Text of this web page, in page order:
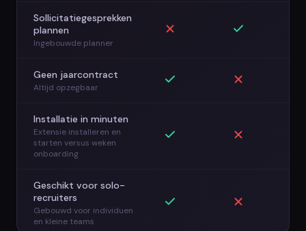
Sollicitatiegesprekken
plannen
Ingebouwde planner
Geen jaarcontract
Altijd opzegbaar
Installatie in minuten
Extensie installeren en
starten versus weken
onboarding
Geschikt voor solo-
recruiters
Gebouwd voor individuen
en kleine teams